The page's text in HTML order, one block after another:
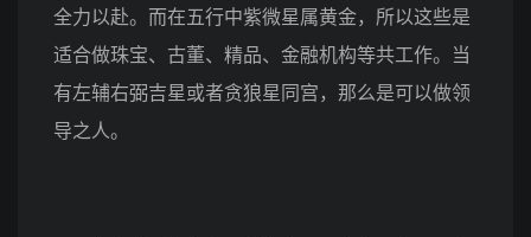
全力以赴。而在五行中紫微星属黄金，所以这些是
适合做珠宝、古董、精品、金融机构等共工作。当
有左辅右弼吉星或者贪狼星同宫，那么是可以做领
导之人。